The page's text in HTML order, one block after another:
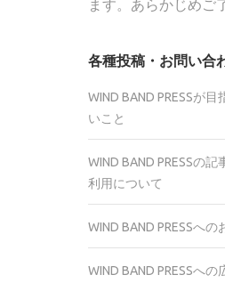
ます。あらかじめご
各種投稿・お問い合
WIND BAND PRESSが
いこと
WIND BAND PRESSの記
利用について
WIND BAND PRESSへ
WIND BAND PRESSへ